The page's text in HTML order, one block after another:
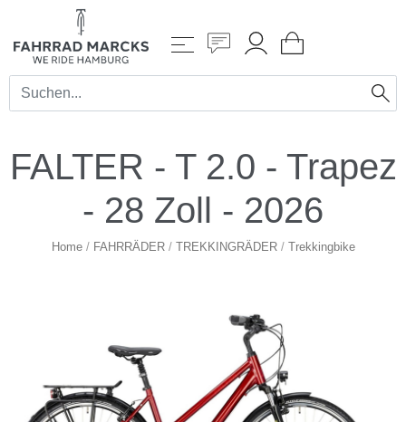
FALTER - T 2.0 - Trapez
- 28 Zoll - 2026
Home/ FAHRRÄDER/ TREKKINGRÄDER/ Trekkingbike